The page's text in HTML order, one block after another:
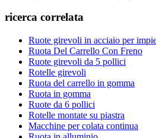
ricerca correlata
Ruote girevoli in acciaio per
Ruota Del Carrello Con Freno
Ruote girevoli da 5 pollici
Rotelle girevoli
Ruota del carrello in gomma
Ruota in gomma
Ruote da 6 pollici
Rotelle montate su piastra
Macchine per colata continua